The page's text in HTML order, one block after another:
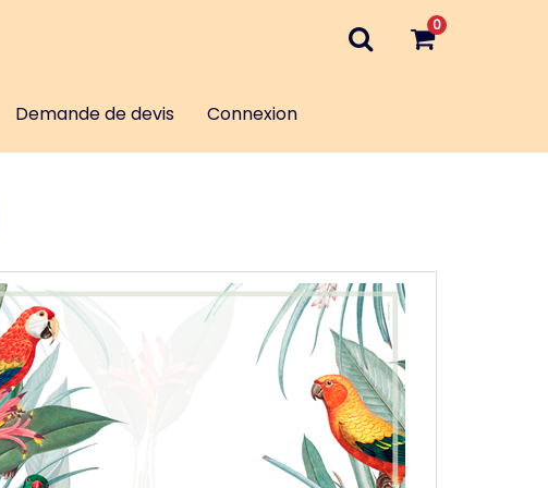
0
Demande de devis Connexion